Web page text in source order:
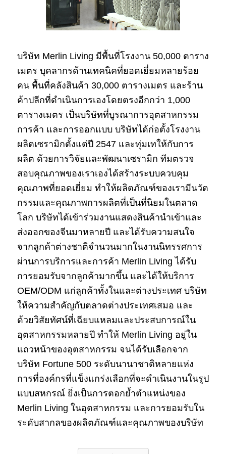
บริษัท Merlin Living มีพื้นที่โรงงาน 50,000 ตาราง
เมตร บุคลากรด้านเทคนิคที่ยอดเยี่ยมหลายร้อย
คน พื้นที่คลังสินค้า 30,000 ตารางเมตร และร้าน
ค้าปลีกที่ดำเนินการเองโดยตรงอีกกว่า 1,000
ตารางเมตร เป็นบริษัทที่บูรณาการอุตสาหกรรม
การค้า และการออกแบบ บริษัทได้ก่อตั้งโรงงาน
ผลิตเซรามิกตั้งแต่ปี 2547 และทุ่มเทให้กับการ
ผลิต ด้วยการวิจัยและพัฒนาเซรามิก ทีมตรวจ
สอบคุณภาพของเราเองได้สร้างระบบควบคุม
คุณภาพที่ยอดเยี่ยม ทำให้ผลิตภัณฑ์ของเรามีนวัต
กรรมและคุณภาพการผลิตที่เป็นที่นิยมในตลาด
โลก บริษัทได้เข้าร่วมงานแสดงสินค้านำเข้าและ
ส่งออกของจีนมาหลายปี และได้รับความสนใจ
จากลูกค้าต่างชาติจำนวนมากในงานนิทรรศการ
ผ่านการบริการและการค้า Merlin Living ได้รับ
การยอมรับจากลูกค้ามากขึ้น และได้ให้บริการ
OEM/ODM แก่ลูกค้าทั้งในและต่างประเทศ บริษัท
ให้ความสำคัญกับตลาดต่างประเทศเสมอ และ
ด้วยวิสัยทัศน์ที่เฉียบแหลมและประสบการณ์ใน
อุตสาหกรรมหลายปี ทำให้ Merlin Living อยู่ใน
แถวหน้าของอุตสาหกรรม จนได้รับเลือกจาก
บริษัท Fortune 500 ระดับนานาชาติหลายแห่ง
การที่องค์กรที่แข็งแกร่งเลือกที่จะดำเนินงานในรูป
แบบสหกรณ์ ยิ่งเป็นการตอกย้ำตำแหน่งของ
Merlin Living ในอุตสาหกรรม และการยอมรับใน
ระดับสากลของผลิตภัณฑ์และคุณภาพของบริษัท